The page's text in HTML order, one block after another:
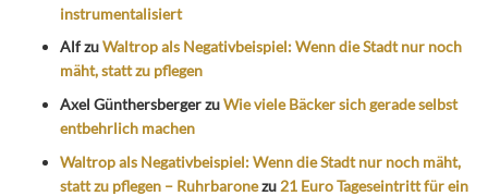
instrumentalisiert
AlfzuWaltrop als Negativbeispiel: Wenn die Stadt nur noch
mäht, statt zu pflegen
Axel GünthersbergerzuWie viele Bäcker sich gerade selbst
entbehrlich machen
Waltrop als Negativbeispiel: Wenn die Stadt nur noch mäht,
statt zu pflegen – Ruhrbaronezu 21 Euro Tageseintritt für ein